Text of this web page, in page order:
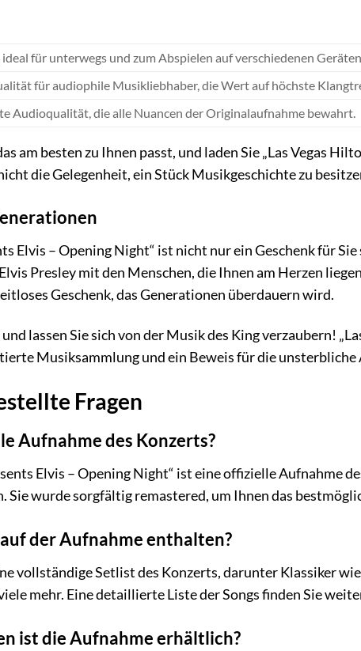
für unterwegs und zum Abspielen auf verschiedenen
für audiophile Musikliebhaber, die Wert auf höchste
Audioqualität, die alle Nuancen der Originalaufnahme bewahrt.
am besten zu Ihnen passt, und laden Sie „Las Vegas
die Gelegenheit, ein Stück Musikgeschichte zu
Elvis – Opening Night“ ist nicht nur ein Geschenk für
Presley mit den Menschen, die Ihnen am Herzen
Geschenk, das Generationen überdauern wird.
lassen Sie sich von der Musik des King verzaubern!
Musiksammlung und ein Beweis für die unsterbliche
Fragen
Aufnahme des Konzerts?
Elvis – Opening Night“ ist eine offizielle Aufnahme
Sie wurde sorgfältig remastered, um Ihnen das
der Aufnahme enthalten?
vollständige Setlist des Konzerts, darunter Klassiker wie
mehr. Eine detaillierte Liste der Songs finden Sie
ist die Aufnahme erhältlich?